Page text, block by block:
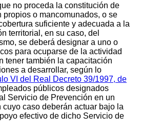
no proceda la constitución de
o mancomunados, o se
suficiente y adecuada a la
territorial, en su caso, del
se deberá designar a uno o
para ocuparse de la actividad
tener también la capacitación
a desarrollar, según lo
VI del Real Decreto 39/1997, de
públicos designados
Servicio de Prevención en un
caso deberán actuar bajo la
efectivo de dicho Servicio de